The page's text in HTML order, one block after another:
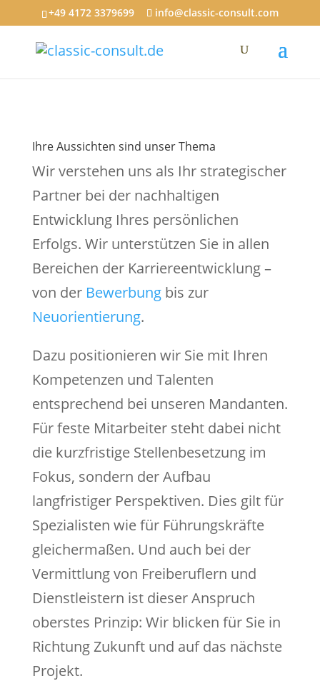
+49 4172 3379699‬ info@classic-consult.com
Ihre Aussichten sind unser Thema
Wir verstehen uns als Ihr strategischer
Partner bei der nachhaltigen
Entwicklung Ihres persönlichen
Erfolgs. Wir unterstützen Sie in allen
Bereichen der Karriereentwicklung –
von der Bewerbungbis zur
Neuorientierung.
Dazu positionieren wir Sie mit Ihren
Kompetenzen und Talenten
entsprechend bei unseren Mandanten.
Für feste Mitarbeiter steht dabei nicht
die kurzfristige Stellenbesetzung im
Fokus, sondern der Aufbau
langfristiger Perspektiven. Dies gilt für
Spezialisten wie für Führungskräfte
gleichermaßen. Und auch bei der
Vermittlung von Freiberuflern und
Dienstleistern ist dieser Anspruch
oberstes Prinzip: Wir blicken für Sie in
Richtung Zukunft und auf das nächste
Projekt.